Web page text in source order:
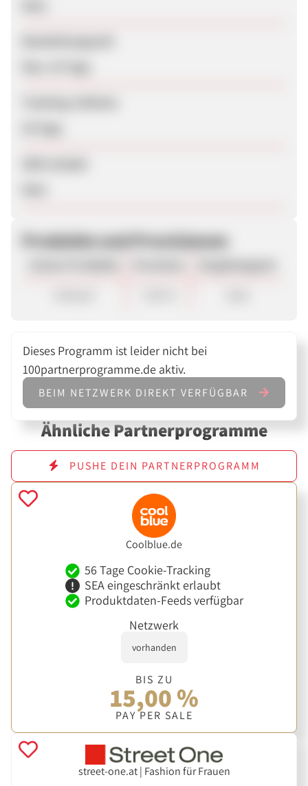
Produkte und Provisionen
Dieses Programm ist leider nicht bei
100partnerprogramme.de aktiv.
BEIM NETZWERK DIREKT VERFÜGBAR
Ähnliche Partnerprogramme
PUSHE DEIN PARTNERPROGRAMM
Coolblue.de
56 Tage Cookie-Tracking
SEA eingeschränkt erlaubt
Produktdaten-Feeds verfügbar
Netzwerk
vorhanden
BIS ZU
15,00 %
PAY PER SALE
street-one.at | Fashion für Frauen